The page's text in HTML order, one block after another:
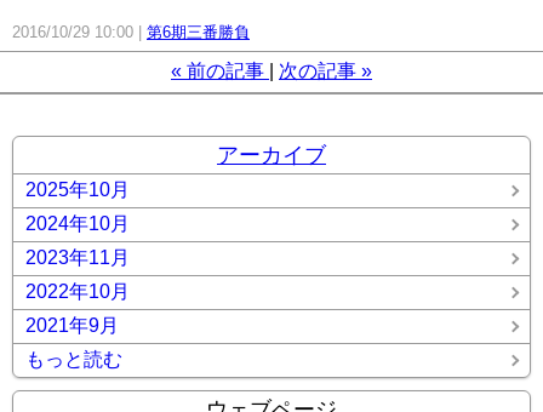
2016/10/29 10:00 第6期三番勝負
« 前の記事 次の記事 »
アーカイブ
2025年10月
2024年10月
2023年11月
2022年10月
2021年9月
もっと読む